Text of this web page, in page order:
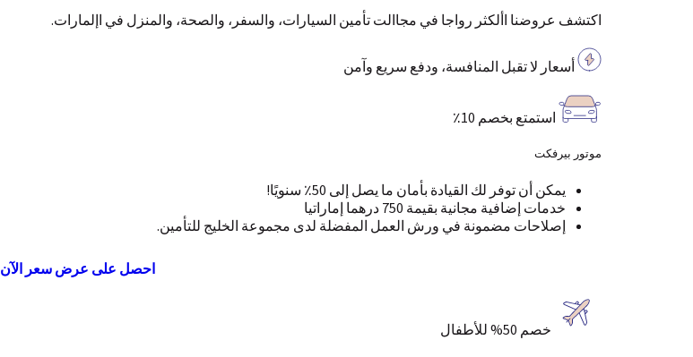
اكتشف عروضنا األكثر رواجا في مجاالت تأمين السيارات، والسفر، والصحة، والمنزل في اإلمارات.
أسعار لا تقبل المنافسة، ودفع سريع وآمن
استمتع بخصم 10٪
موتور بيرفكت
يمكن أن توفر لك القيادة بأمان ما يصل إلى 50٪ سنويًا!
خدمات إضافية مجانية بقيمة 750 درهما إماراتيا
إصلاحات مضمونة في ورش العمل المفضلة لدى مجموعة الخليج للتأمين.
احصل على عرض سعر الآن
خصم 50% للأطفال